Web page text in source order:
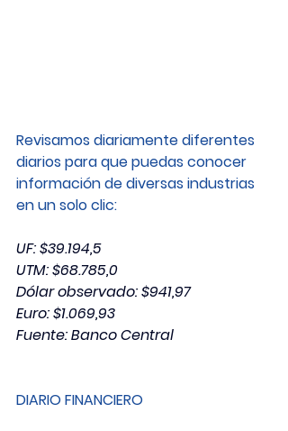
Revisamos diariamente diferentes
diarios para que puedas conocer
información de diversas industrias
en un solo clic:
UF: $39.194,5
UTM: $68.785,0
Dólar observado: $941,97
Euro: $1.069,93
Fuente: Banco Central
DIARIO FINANCIERO